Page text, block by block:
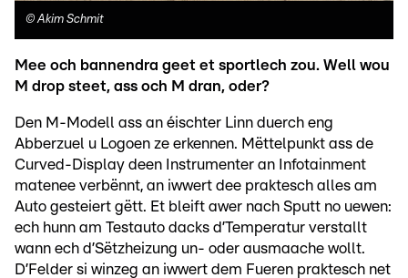
©Akim Schmit
Mee och bannendra geet et sportlech zou. Well wou
M drop steet, ass och M dran, oder?
Den M-Modell ass an éischter Linn duerch eng
Abberzuel u Logoen ze erkennen. Mëttelpunkt ass de
Curved-Display deen Instrumenter an Infotainment
matenee verbënnt, an iwwert dee praktesch alles am
Auto gesteiert gëtt. Et bleift awer nach Sputt no uewen:
ech hunn am Testauto dacks d’Temperatur verstallt
wann ech d’Sëtzheizung un- oder ausmaache wollt.
D’Felder si winzeg an iwwert dem Fueren praktesch net